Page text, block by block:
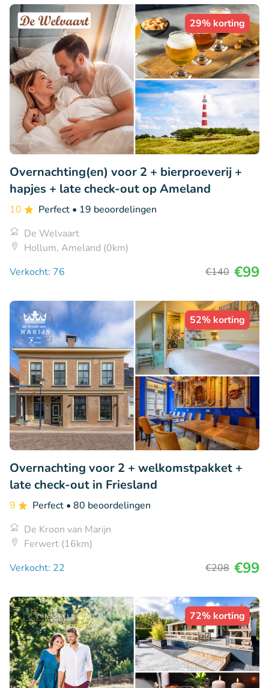
29% korting
Overnachting(en) voor 2 + bierproeverij +
hapjes + late check-out op Ameland
10 Perfect • 19 beoordelingen
De Welvaart
Hollum, Ameland (0km)
Verkocht: 76
€140 €99
52% korting
Overnachting voor 2 + welkomstpakket +
late check-out in Friesland
9 Perfect • 80 beoordelingen
De Kroon van Marijn
Ferwert (16km)
Verkocht: 22
€208 €99
72% korting